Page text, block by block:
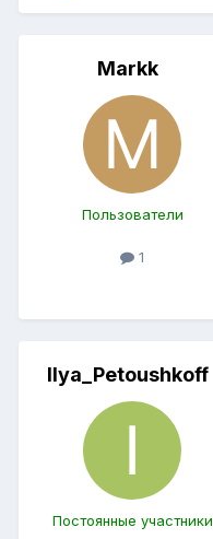
Markk
Пользователи
1
Ilya_Petoushkoff
Постоянные участники